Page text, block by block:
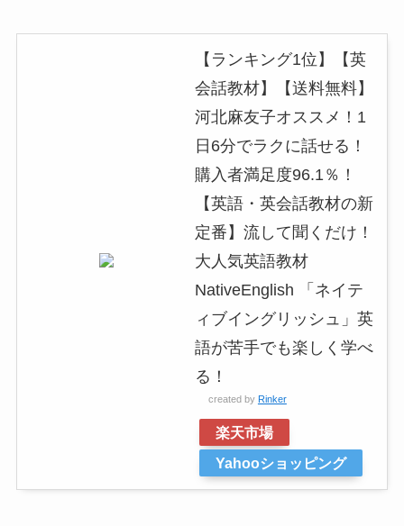
【ランキング1位】【英
会話教材】【送料無料】
河北麻友子オススメ！1
日6分でラクに話せる！
購入者満足度96.1％！
【英語・英会話教材の新
定番】流して聞くだけ！
大人気英語教材
NativeEnglish 「ネイテ
ィブイングリッシュ」英
語が苦手でも楽しく学べ
る！
created by Rinker
楽天市場
Yahooショッピング